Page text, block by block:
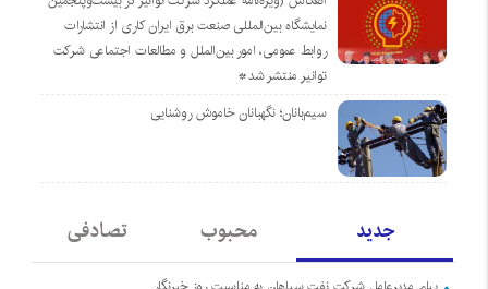
نمایشگاه بین‌المللی صنعت برق ایران کاری از انتشارات
روابط عمومی، امور بین‌الملل و مطالعات اجتماعی شرکت
توانیر منتشر شد*
سیم‌بانان؛ نگهبانان خاموش روشنایی
جدید محبوب تصادفی